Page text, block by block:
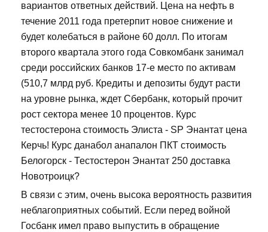
вариантов ответных действий. Цена на нефть в
течение 2011 года претерпит новое снижение и
будет колебаться в районе 60 долл. По итогам
второго квартала этого года Совкомбанк занимал
среди российских банков 17-е место по активам
(510,7 млрд руб. Кредиты и депозиты будут расти
на уровне рынка, ждет Сбербанк, который прочит
рост сектора менее 10 процентов. Курс
тестостерона стоимость Элиста - SP Энантат цена
Керчь! Курс данабол анапалон ПКТ стоимость
Белогорск - Тестостерон Энантат 250 доставка
Новотроицк?
В связи с этим, очень высока вероятность развития
неблагоприятных событий. Если перед войной
Госбанк имел право выпустить в обращение